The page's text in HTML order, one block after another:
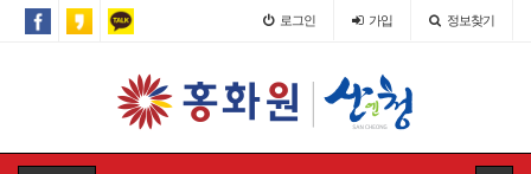
로그인 가입 정보찾기